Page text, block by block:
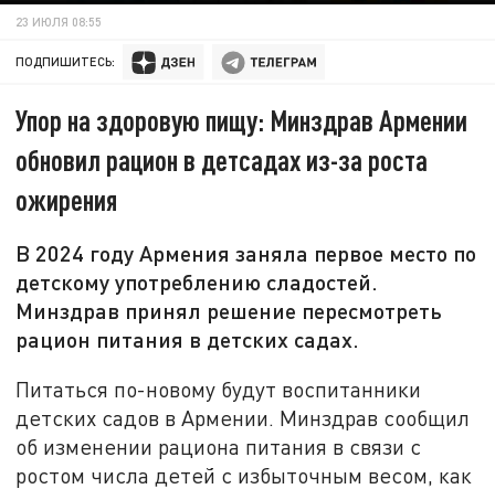
23 ИЮЛЯ 08:55
ПОДПИШИТЕСЬ:
Упор на здоровую пищу: Минздрав Армении
обновил рацион в детсадах из-за роста
ожирения
В 2024 году Армения заняла первое место по
детскому употреблению сладостей.
Минздрав принял решение пересмотреть
рацион питания в детских садах.
Питаться по-новому будут воспитанники
детских садов в Армении. Минздрав сообщил
об изменении рациона питания в связи с
ростом числа детей с избыточным весом, как